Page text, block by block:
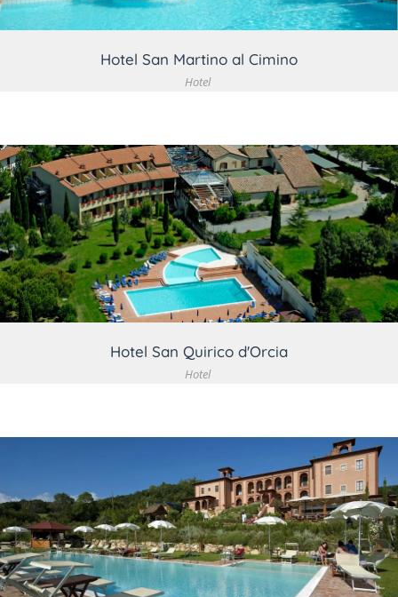
Hotel San Martino al Cimino
Hotel
VEDI DETTAGLIO
Hotel San Quirico d'Orcia
Hotel
VEDI DETTAGLIO